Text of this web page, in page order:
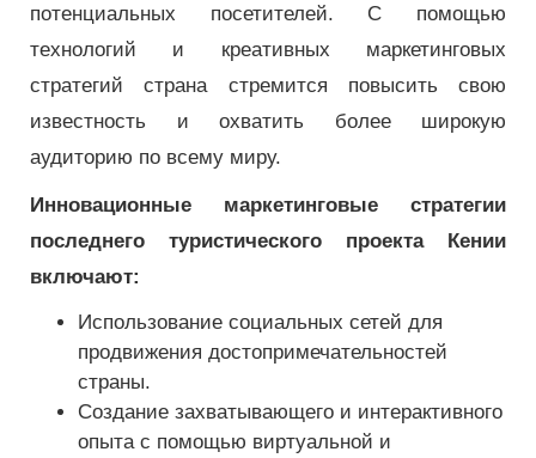
потенциальных посетителей. С помощью
технологий и креативных маркетинговых
стратегий страна стремится повысить свою
известность и охватить более широкую
аудиторию по всему миру.
Инновационные маркетинговые стратегии
последнего туристического проекта Кении
включают:
Использование социальных сетей для
продвижения достопримечательностей
страны.
Создание захватывающего и интерактивного
опыта с помощью виртуальной и